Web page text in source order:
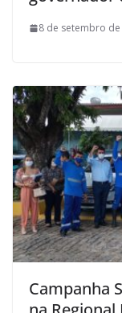
8 de setembro
Campanha